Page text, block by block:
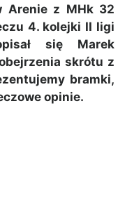
Arenie z MHk 32
4. kolejki II ligi
się Marek
skrótu z
bramki,
opinie.